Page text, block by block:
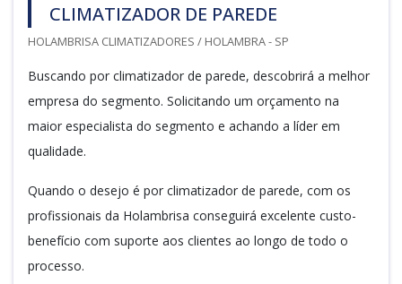
CLIMATIZADOR DE PAREDE
HOLAMBRISA CLIMATIZADORES / HOLAMBRA - SP
Buscando por climatizador de parede, descobrirá a melhor
empresa do segmento. Solicitando um orçamento na
maior especialista do segmento e achando a líder em
qualidade.
Quando o desejo é por climatizador de parede, com os
profissionais da Holambrisa conseguirá excelente custo-
benefício com suporte aos clientes ao longo de todo o
processo.